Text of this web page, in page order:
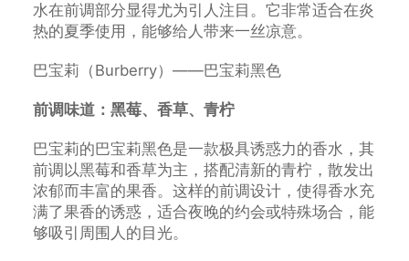
水在前调部分显得尤为引人注目。它非常适合在炎
热的夏季使用，能够给人带来一丝凉意。
巴宝莉（Burberry）——巴宝莉黑色
前调味道：黑莓、香草、青柠
巴宝莉的巴宝莉黑色是一款极具诱惑力的香水，其
前调以黑莓和香草为主，搭配清新的青柠，散发出
浓郁而丰富的果香。这样的前调设计，使得香水充
满了果香的诱惑，适合夜晚的约会或特殊场合，能
够吸引周围人的目光。